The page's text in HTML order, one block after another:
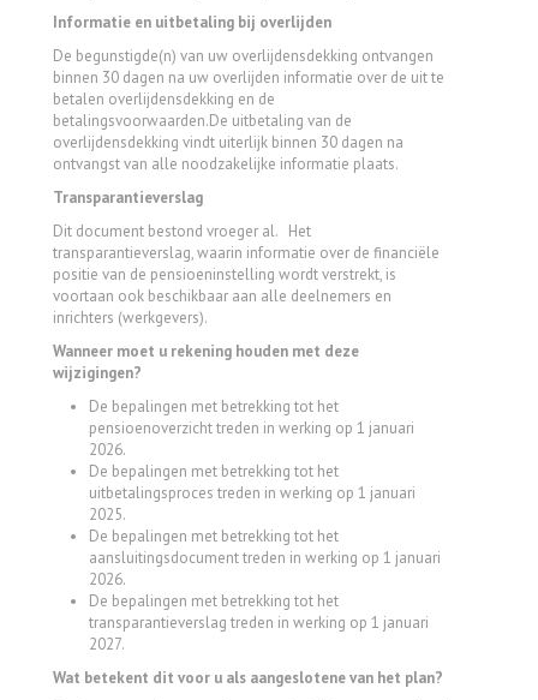
Informatie en uitbetaling bij overlijden
De begunstigde(n) van uw overlijdensdekking ontvangen
binnen 30 dagen na uw overlijden informatie over de uit te
betalen overlijdensdekking en de
betalingsvoorwaarden.De uitbetaling van de
overlijdensdekking vindt uiterlijk binnen 30 dagen na
ontvangst van alle noodzakelijke informatie plaats.
Transparantieverslag
Dit document bestond vroeger al. Het
transparantieverslag,waarin informatie over de financiële
positie van de pensioeninstelling wordt verstrekt, is
voortaan ook beschikbaar aan alle deelnemers en
inrichters (werkgevers).
Wanneer moet u rekening houden met deze
wijzigingen?
De bepalingen met betrekking tot het
pensioenoverzicht treden in werking op 1 januari
2026.
De bepalingen met betrekking tot het
uitbetalingsproces treden in werking op 1 januari
2025.
De bepalingen met betrekking tot het
aansluitingsdocument treden in werking op 1 januari
2026.
De bepalingen met betrekking tot het
transparantieverslag treden in werking op 1 januari
2027.
Wat betekent dit voor u als aangeslotene van het plan?